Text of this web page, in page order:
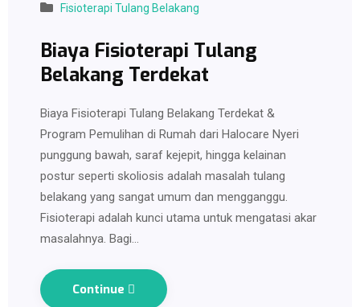
Fisioterapi Tulang Belakang
Biaya Fisioterapi Tulang
Belakang Terdekat
Biaya Fisioterapi Tulang Belakang Terdekat &
Program Pemulihan di Rumah dari Halocare Nyeri
punggung bawah, saraf kejepit, hingga kelainan
postur seperti skoliosis adalah masalah tulang
belakang yang sangat umum dan mengganggu.
Fisioterapi adalah kunci utama untuk mengatasi akar
masalahnya. Bagi…
Continue